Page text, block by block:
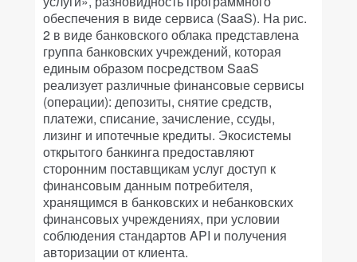
обеспечения в виде сервиса (SaaS). На рис.
2 в виде банковского облака представлена
группа банковских учреждений, которая
единым образом посредством SaaS
реализует различные финансовые сервисы
(операции): депозиты, снятие средств,
платежи, списание, зачисление, ссуды,
лизинг и ипотечные кредиты. Экосистемы
открытого банкинга предоставляют
сторонним поставщикам услуг доступ к
финансовым данным потребителя,
хранящимся в банковских и небанковских
финансовых учреждениях, при условии
соблюдения стандартов API и получения
авторизации от клиента.